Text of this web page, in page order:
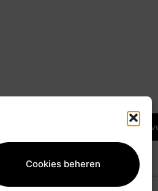
Cookies beheren
Ga Naar